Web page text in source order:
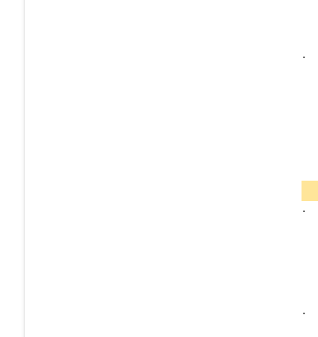
·
·
·